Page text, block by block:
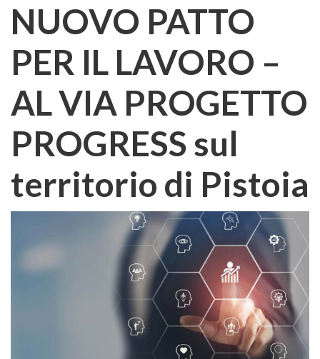
NUOVO PATTO
PER IL LAVORO –
AL VIA PROGETTO
PROGRESS sul
territorio di Pistoia